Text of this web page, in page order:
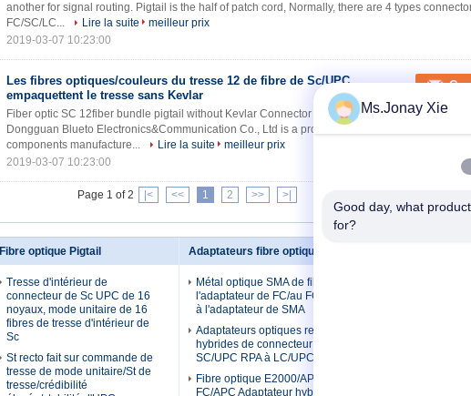
another for signal routing. Pigtail is the half of patch cord, Normally, there are 4 types
FC/SC/LC...
Lire la suite
meilleur prix
2019-03-07 10:23:00
Les fibres optiques/couleurs du tresse 12 de fibre de Sc/UPC
empaquettent le tresse sans Kevlar
Fiber optic SC 12fiber bundle pigtail without Kevlar Connector optional: SC FC LC ST,etc
Dongguan Blueto Electronics&Communication Co., Ltd is a professional fiber optical passive
components manufacture...
Lire la suite
meilleur prix
2019-03-07 10:23:00
Page 1 of 2 |< << 1 2 >> >|
Fibre optique Pigtail
Tresse d'intérieur de
connecteur de Sc UPC de 16
noyaux, mode unitaire de 16
fibres de tresse d'intérieur de
Sc
St recto fait sur commande de
tresse de mode unitaire/St de
tresse/crédibilité
Adaptateurs fibre optique
Métal optique SMA de fibre à
l'adaptateur de FC/au FC recto
à l'adaptateur de SMA
Adaptateurs optiques recto
hybrides de connecteur de fibre
SC/UPC RPA à LC/UPC RPA
Fibre optique E2000/APC à
FC/APC Adaptateur hybride
Ms.Jonay Xie
Good day, what
for?